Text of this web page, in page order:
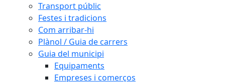
Transport públic
Festes i tradicions
Com arribar-hi
Plànol / Guia de carrers
Guia del municipi
Equipaments
Empreses i comerços